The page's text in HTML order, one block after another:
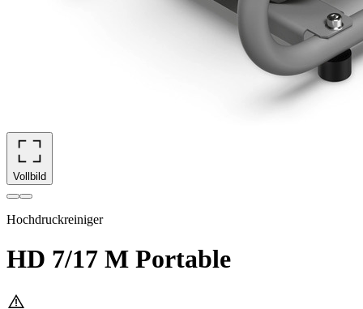
Vollbild
Hochdruckreiniger
HD 7/17 M Portable